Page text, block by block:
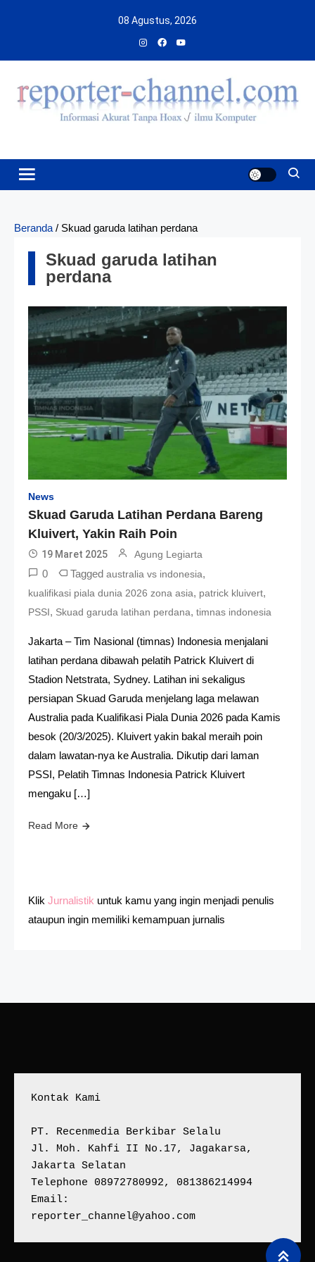
08 Agustus, 2026
Beranda / Skuad garuda latihan perdana
Skuad garuda latihan
perdana
News
Skuad Garuda Latihan Perdana Bareng
Kluivert, Yakin Raih Poin
19 Maret 2025 Agung Legiarta
0 Tagged australia vs indonesia,
kualifikasi piala dunia 2026 zona asia, patrick kluivert,
PSSI, Skuad garuda latihan perdana, timnas indonesia
Jakarta – Tim Nasional (timnas) Indonesia menjalani
latihan perdana dibawah pelatih Patrick Kluivert di
Stadion Netstrata, Sydney. Latihan ini sekaligus
persiapan Skuad Garuda menjelang laga melawan
Australia pada Kualifikasi Piala Dunia 2026 pada Kamis
besok (20/3/2025). Kluivert yakin bakal meraih poin
dalam lawatan-nya ke Australia. Dikutip dari laman
PSSI, Pelatih Timnas Indonesia Patrick Kluivert
mengaku […]
Read More
Klik Jurnalistik untuk kamu yang ingin menjadi penulis
ataupun ingin memiliki kemampuan jurnalis
Kontak Kami
PT. Recenmedia Berkibar Selalu
Jl. Moh. Kahfi II No.17, Jagakarsa,
Jakarta Selatan
Telephone 08972780992, 081386214994
Email:
reporter_channel@yahoo.com